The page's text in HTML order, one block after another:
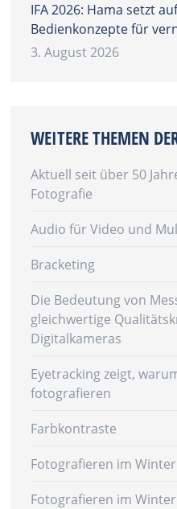
IFA 2026: Hama setzt
Bedienkonzepte für
3. August 2026
WEITERE THEMEN
Aktuell seit über 50
Fotografie
Audio für Video und
Bracketing
Die Bedeutung von
gleichwertige
Digitalkameras
Eyetracking zeigt,
fotografieren
Farbkontraste
Fotografieren im
Fotografieren im Winter